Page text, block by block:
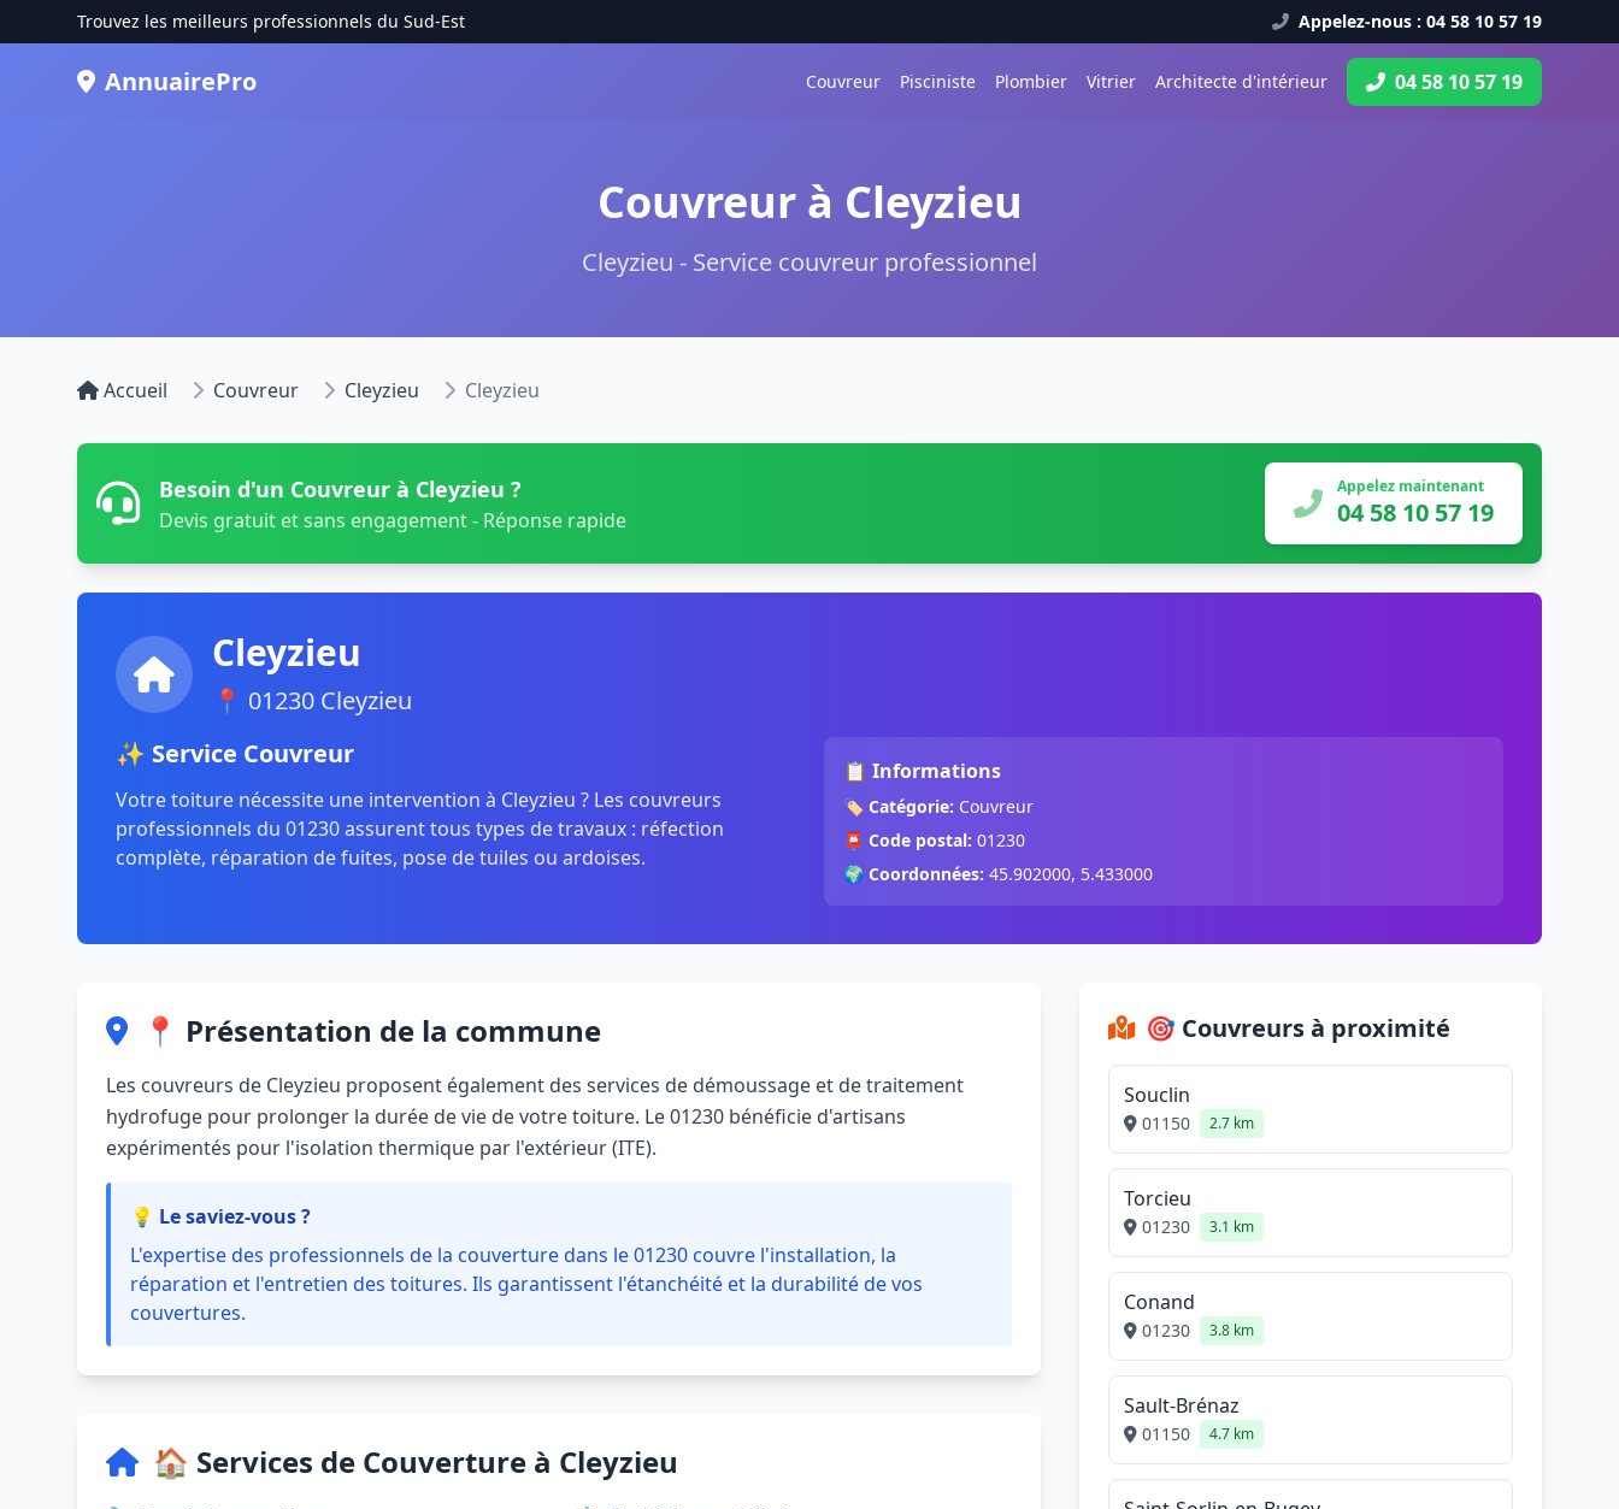
Trouvez les meilleurs professionnels du Sud-Est Appelez-nous : 04 58 10 57 19
AnnuairePro Couvreur Pisciniste Plombier Vitrier Architecte d'intérieur 04 58 10 57 19
Couvreur à Cleyzieu
Cleyzieu - Service couvreur professionnel
Accueil Couvreur Cleyzieu Cleyzieu
Besoin d'un Couvreur à Cleyzieu ?
Devis gratuit et sans engagement - Réponse rapide
Appelez maintenant
04 58 10 57 19
Cleyzieu
📍 01230 Cleyzieu
✨ Service Couvreur
Votre toiture nécessite une intervention à Cleyzieu ? Les couvreurs
professionnels du 01230 assurent tous types de travaux : réfection
complète, réparation de fuites, pose de tuiles ou ardoises.
📋 Informations
🏷️ Catégorie: Couvreur
📮 Code postal: 01230
🌍 Coordonnées: 45.902000, 5.433000
📍 Présentation de la commune
Les couvreurs de Cleyzieu proposent également des services de démoussage et de traitement
hydrofuge pour prolonger la durée de vie de votre toiture. Le 01230 bénéficie d'artisans
expérimentés pour l'isolation thermique par l'extérieur (ITE).
💡 Le saviez-vous ?
L'expertise des professionnels de la couverture dans le 01230 couvre l'installation, la
réparation et l'entretien des toitures. Ils garantissent l'étanchéité et la durabilité de vos
couvertures.
🏠 Services de Couverture à Cleyzieu
🎯 Couvreurs à proximité
Souclin
01150 2.7 km
Torcieu
01230 3.1 km
Conand
01230 3.8 km
Sault-Brénaz
01150 4.7 km